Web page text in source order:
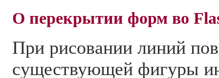
О перекрытии форм во
При рисовании линий
существующей фигуры